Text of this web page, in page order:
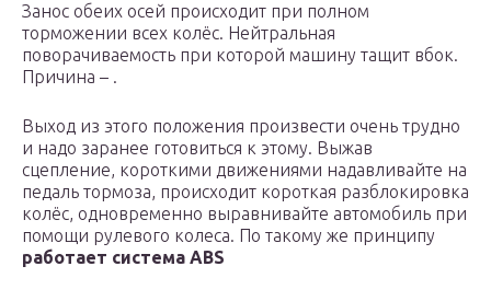
Занос обеих осей происходит при полном
торможении всех колёс. Нейтральная
поворачиваемость при которой машину тащит вбок.
Причина – .
Выход из этого положения произвести очень трудно
и надо заранее готовиться к этому. Выжав
сцепление, короткими движениями надавливайте на
педаль тормоза, происходит короткая разблокировка
колёс, одновременно выравнивайте автомобиль при
помощи рулевого колеса. По такому же принципу
работает система ABS